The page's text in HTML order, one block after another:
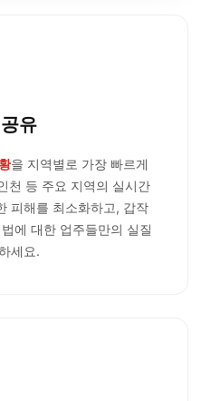
유
을 지역별로 가장 빠르게
천 등 주요 지역의 실시간
피해를 최소화하고, 갑작
에 대한 업주들만의 실질
세요.